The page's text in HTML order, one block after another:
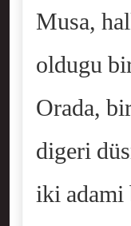
Musa,
oldugu
Orada,
digeri
iki